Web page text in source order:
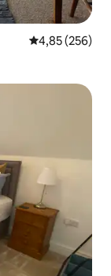
4,85 de uma
4,85 (256)